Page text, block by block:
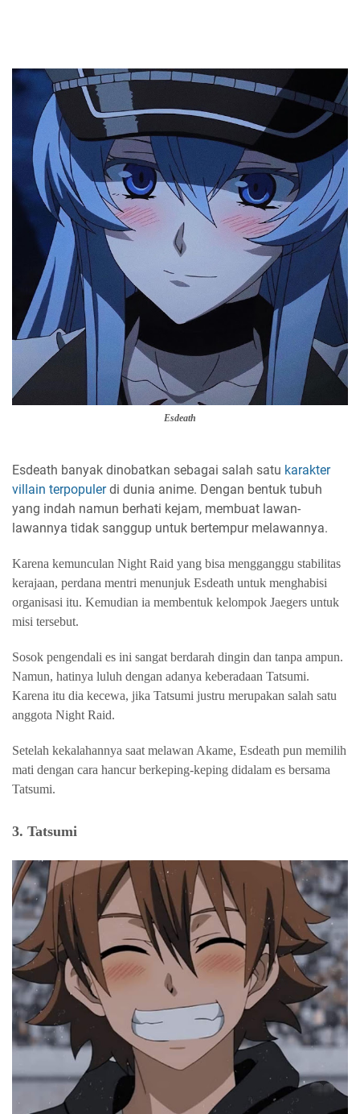
Esdeath
Esdeath banyak dinobatkan sebagai salah satu karakter
villain terpopulerdi dunia anime. Dengan bentuk tubuh
yang indah namun berhati kejam, membuat lawan-
lawannya tidak sanggup untuk bertempur melawannya.
Karena kemunculan Night Raid yang bisa mengganggu stabilitas
kerajaan, perdana mentri menunjuk Esdeath untuk menghabisi
organisasi itu. Kemudian ia membentuk kelompok Jaegers untuk
misi tersebut.
Sosok pengendali es ini sangat berdarah dingin dan tanpa ampun.
Namun, hatinya luluh dengan adanya keberadaan Tatsumi.
Karena itu dia kecewa, jika Tatsumi justru merupakan salah satu
anggota Night Raid.
Setelah kekalahannya saat melawan Akame, Esdeath pun memilih
mati dengan cara hancur berkeping-keping didalam es bersama
Tatsumi.
3. Tatsumi